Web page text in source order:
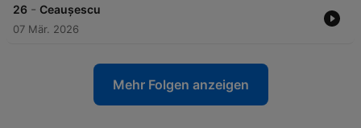
26 - Ceaușescu
07 Mär. 2026
Mehr Folgen anzeigen